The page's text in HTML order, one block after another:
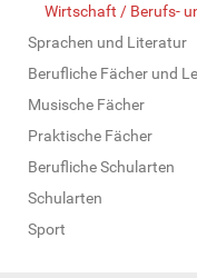
Wirtschaft / Berufs-
Sprachen und Literatur
Berufliche Fächer und
Musische Fächer
Praktische Fächer
Berufliche Schularten
Schularten
Sport